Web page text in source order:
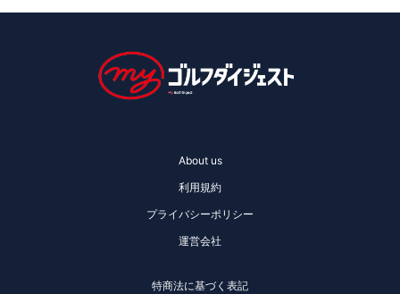
About us
利用規約
プライバシーポリシー
運営会社
特商法に基づく表記